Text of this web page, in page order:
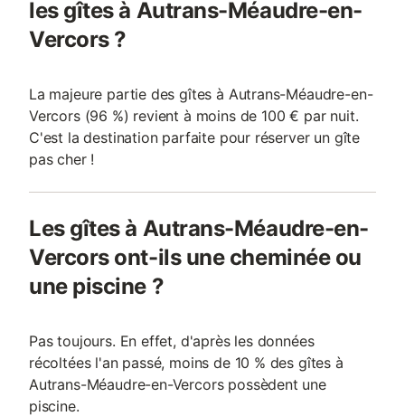
les gîtes à Autrans-Méaudre-en-
Vercors ?
La majeure partie des gîtes à Autrans-Méaudre-en-
Vercors (96 %) revient à moins de 100 € par nuit.
C'est la destination parfaite pour réserver un gîte
pas cher !
Les gîtes à Autrans-Méaudre-en-
Vercors ont-ils une cheminée ou
une piscine ?
Pas toujours. En effet, d'après les données
récoltées l'an passé, moins de 10 % des gîtes à
Autrans-Méaudre-en-Vercors possèdent une
piscine.